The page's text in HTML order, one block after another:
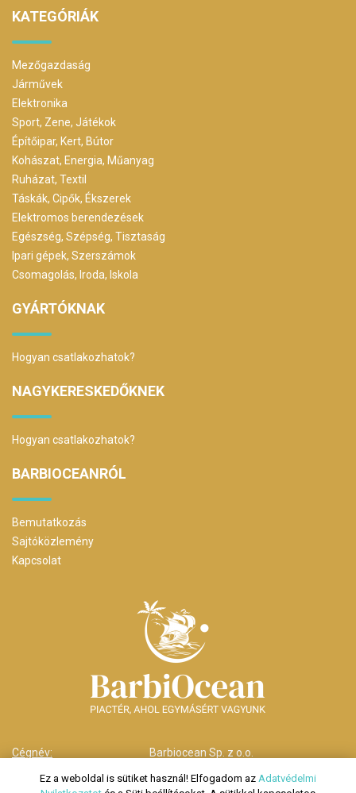
KATEGÓRIÁK
Mezőgazdaság
Járművek
Elektronika
Sport, Zene, Játékok
Építőipar, Kert, Bútor
Kohászat, Energia, Műanyag
Ruházat, Textil
Táskák, Cipők, Ékszerek
Elektromos berendezések
Egészség, Szépség, Tisztaság
Ipari gépek, Szerszámok
Csomagolás, Iroda, Iskola
GYÁRTÓKNAK
Hogyan csatlakozhatok?
NAGYKERESKEDŐKNEK
Hogyan csatlakozhatok?
BARBIOCEANRÓL
Bemutatkozás
Sajtóközlemény
Kapcsolat
Cégnév:
Barbiocean Sp. z o.o.
ul. Długa nr 29
Ez a weboldal is sütiket használ! Elfogadom az Adatvédelmi